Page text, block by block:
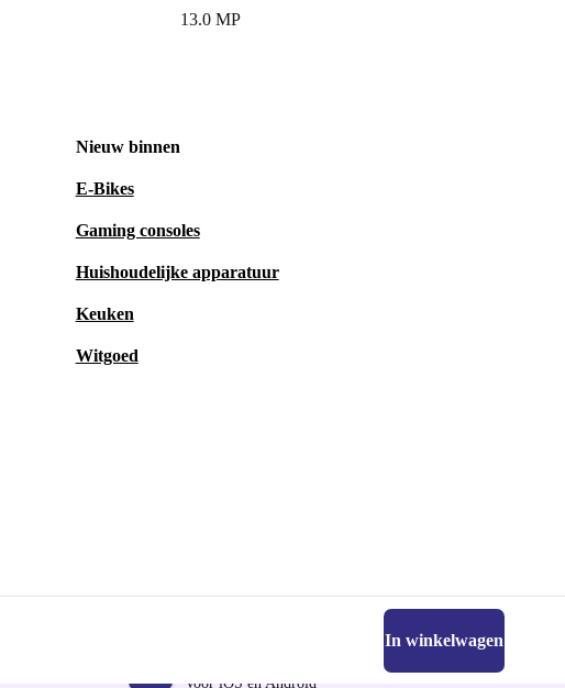
13.0 MP
Nieuw binnen
E-Bikes
Gaming consoles
Huishoudelijke apparatuur
Keuken
Witgoed
In winkelwagen
Voor iOS en Android